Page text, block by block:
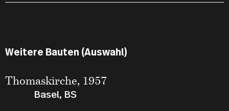
Weitere Bauten (Auswahl)
Thomaskirche, 1957
Basel, BS